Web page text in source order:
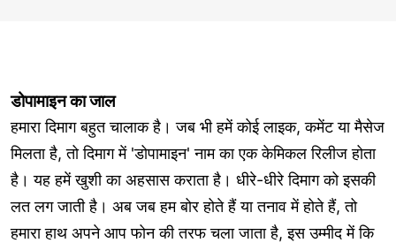
डोपामाइन का जाल
हमारा दिमाग बहुत चालाक है। जब भी हमें कोई लाइक, कमेंट या मैसेज
मिलता है, तो दिमाग में 'डोपामाइन' नाम का एक केमिकल रिलीज होता
है। यह हमें खुशी का अहसास कराता है। धीरे-धीरे दिमाग को इसकी
लत लग जाती है। अब जब हम बोर होते हैं या तनाव में होते हैं, तो
हमारा हाथ अपने आप फोन की तरफ चला जाता है, इस उम्मीद में कि